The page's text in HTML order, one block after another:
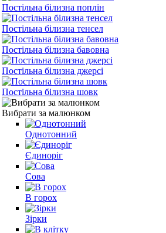
Постільна білизна поплін
Постільна білизна тенсел
Постільна білизна бавовна
Постільна білизна джерсі
Постільна білизна шовк
Вибрати за малюнком
Однотонний
Єдиноріг
Сова
В горох
Зірки